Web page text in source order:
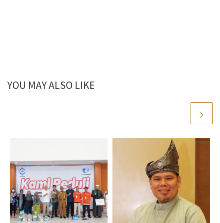
YOU MAY ALSO LIKE